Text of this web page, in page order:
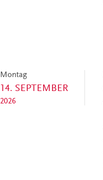
Montag
14. SEPTEMBER
2026